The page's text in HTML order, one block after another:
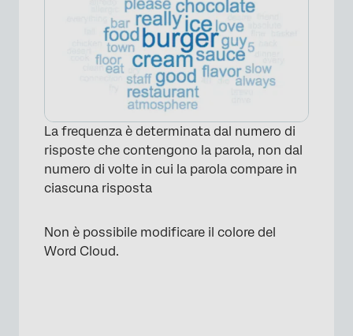
La frequenza è determinata dal numero di
risposte che contengono la parola, non dal
numero di volte in cui la parola compare in
ciascuna risposta
Non è possibile modificare il colore del
Word Cloud.